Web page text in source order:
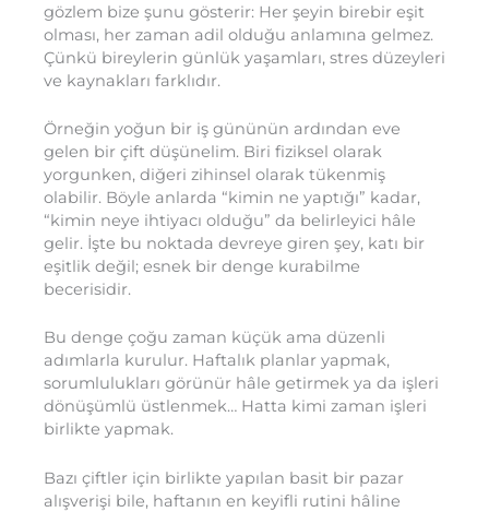
gözlem bize şunu gösterir: Her şeyin birebir eşit
olması, her zaman adil olduğu anlamına gelmez.
Çünkü bireylerin günlük yaşamları, stres düzeyleri
ve kaynakları farklıdır.
Örneğin yoğun bir iş gününün ardından eve
gelen bir çift düşünelim. Biri fiziksel olarak
yorgunken, diğeri zihinsel olarak tükenmiş
olabilir. Böyle anlarda “kimin ne yaptığı” kadar,
“kimin neye ihtiyacı olduğu” da belirleyici hâle
gelir. İşte bu noktada devreye giren şey, katı bir
eşitlik değil; esnek bir denge kurabilme
becerisidir.
Bu denge çoğu zaman küçük ama düzenli
adımlarla kurulur. Haftalık planlar yapmak,
sorumlulukları görünür hâle getirmek ya da işleri
dönüşümlü üstlenmek… Hatta kimi zaman işleri
birlikte yapmak.
Bazı çiftler için birlikte yapılan basit bir pazar
alışverişi bile, haftanın en keyifli rutini hâline